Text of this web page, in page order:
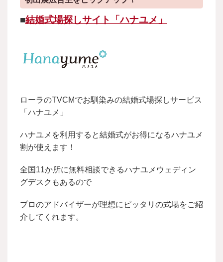
■結婚式場探しサイト「ハナユメ」
ローラのTVCMでお馴染みの結婚式場探しサービス
「ハナユメ」
ハナユメを利用すると結婚式がお得になるハナユメ
割が使えます！
全国11か所に無料相談できるハナユメウェディン
グデスクもあるので
プロのアドバイザーが理想にピッタリの式場をご紹
介してくれます。